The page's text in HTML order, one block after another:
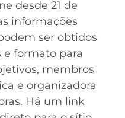
desde 21 de
informações
ser obtidos
e formato para
membros
e organizadora
Há um link